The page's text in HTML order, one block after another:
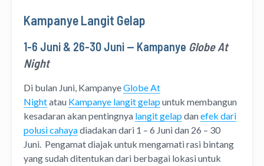
Kampanye Langit Gelap
1-6 Juni & 26-30 Juni — Kampanye Globe At
Night
Di bulan Juni, KampanyeGlobe At
Nightatau Kampanye langit gelapuntuk membangun
kesadaran akan pentingnya langit gelapdanefek dari
polusi cahayadiadakan dari 1 – 6 Juni dan 26 – 30
Juni. Pengamat diajak untuk mengamati rasi bintang
yang sudah ditentukan dari berbagai lokasi untuk